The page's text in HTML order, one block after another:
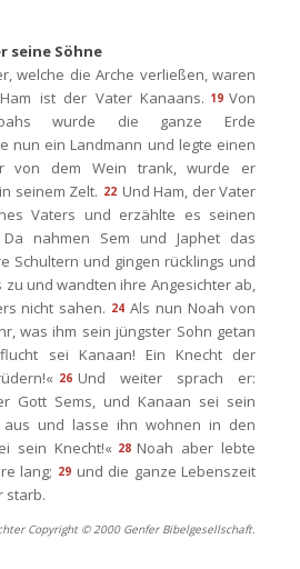
seine Söhne
welche die Arche verließen, waren
ist der Vater Kanaans. 19 Von
wurde die ganze Erde
nun ein Landmann und legte einen
von dem Wein trank, wurde er
seinem Zelt. 22 Und Ham, der Vater
Vaters und erzählte es seinen
Da nahmen Sem und Japhet das
Schultern und gingen rücklings und
und wandten ihre Angesichter ab,
nicht sahen. 24 Als nun Noah von
was ihm sein jüngster Sohn getan
sei Kanaan! Ein Knecht der
26 Und weiter sprach er:
Gott Sems, und Kanaan sei sein
aus und lasse ihn wohnen in den
sein Knecht!« 28 Noah aber lebte
lang; 29 und die ganze Lebenszeit
starb.
Copyright © 2000 Genfer Bibelgesellschaft.